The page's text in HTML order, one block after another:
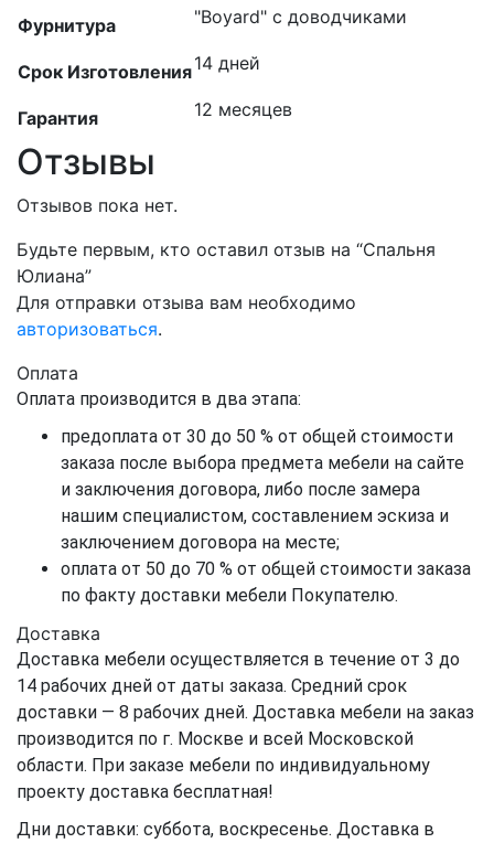
Фурнитура "Boyard" с доводчиками
Срок Изготовления14 дней
Гарантия 12 месяцев
Отзывы
Отзывов пока нет.
Будьте первым, кто оставил отзыв на “Спальня
Юлиана”
Для отправки отзыва вам необходимо
авторизоваться.
Оплата
Оплата производится в два этапа:
предоплата от 30 до 50 % от общей стоимости
заказа после выбора предмета мебели на сайте
и заключения договора, либо после замера
нашим специалистом, составлением эскиза и
заключением договора на месте;
оплата от 50 до 70 % от общей стоимости заказа
по факту доставки мебели Покупателю.
Доставка
Доставка мебели осуществляется в течение от 3 до
14 рабочих дней от даты заказа. Средний срок
доставки — 8 рабочих дней. Доставка мебели на заказ
производится по г. Москве и всей Московской
области. При заказе мебели по индивидуальному
проекту доставка бесплатная!
Дни доставки: суббота, воскресенье. Доставка в